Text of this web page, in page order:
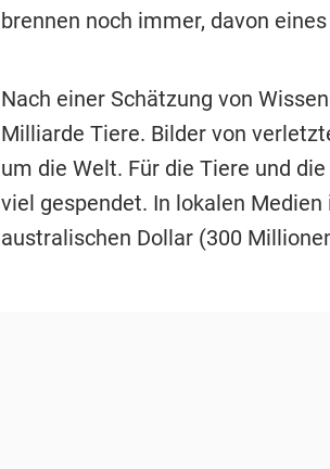
brennen noch immer, davon
Nach einer Schätzung von
Milliarde Tiere. Bilder von
um die Welt. Für die Tiere und
viel gespendet. In lokalen
australischen Dollar (300